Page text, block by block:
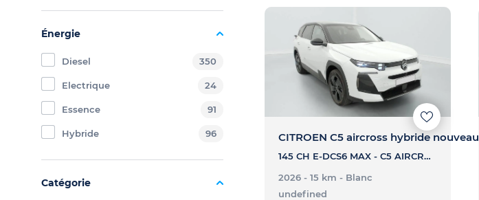
Énergie
Diesel 350
Electrique 24
Essence 91
Hybride 96
Catégorie
CITROEN C5 aircross hybride nouveau
145 CH E-DCS6 MAX - C5 AIRCROSS HYBRIDE NOUVEAU 145 CH E-DCS6 MAX
2026 - 15 km - Blanc
undefined